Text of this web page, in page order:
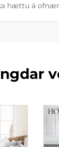
hættu á